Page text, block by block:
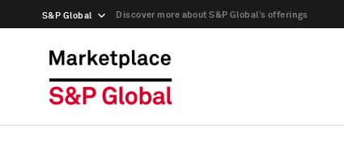
S&P Global Discover more about S&P Global’s offerings